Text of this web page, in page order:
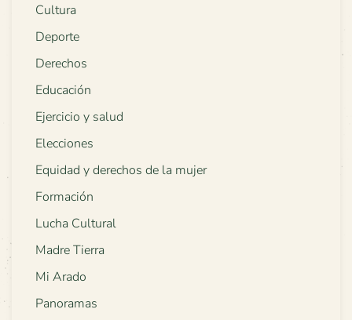
Cultura
Deporte
Derechos
Educación
Ejercicio y salud
Elecciones
Equidad y derechos de la mujer
Formación
Lucha Cultural
Madre Tierra
Mi Arado
Panoramas